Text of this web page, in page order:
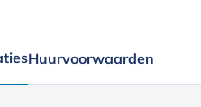
Huurvoorwaarden